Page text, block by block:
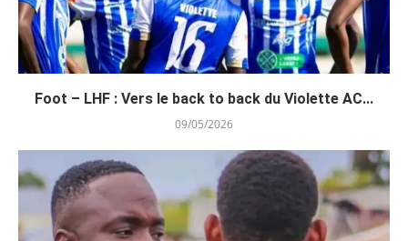
Foot – LHF : Vers le back to back du Violette AC...
09/05/2026